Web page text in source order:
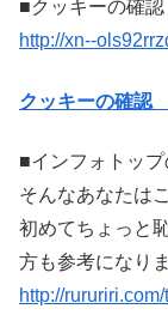
■クッキーの確
http://xn--
クッキーの確認
■インフォトッ
そんなあなたは
初めてちょっと
方も参考になり
http://